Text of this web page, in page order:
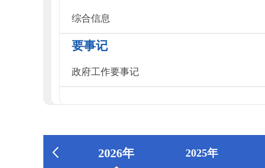
综合信息
要事记
政府工作要事记
2026年 2025年